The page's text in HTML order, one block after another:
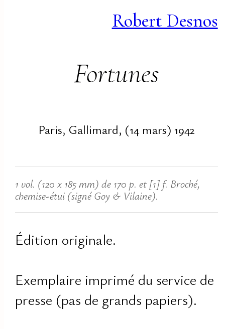
Robert Desnos
Fortunes
Paris, Gallimard, (14 mars) 1942
1 vol. (120 x 185 mm) de 170 p. et [1] f. Broché,
chemise-étui (signé Goy & Vilaine).
Édition originale.
Exemplaire imprimé du service de
presse (pas de grands papiers).